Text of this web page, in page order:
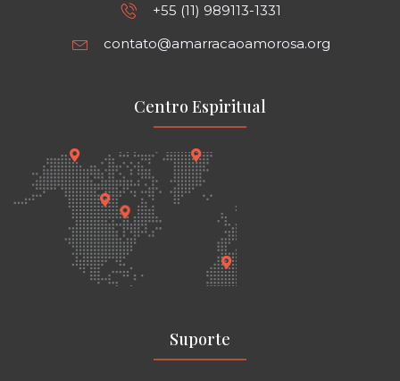
+55 (11) 989113-1331
contato@amarracaoamorosa.org
Centro Espiritual
Suporte